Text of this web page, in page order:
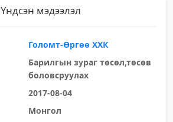
Үндсэн мэдээлэл
Голомт-Өргөө ХХК
Барилгын зураг төсөл,төсөв
боловсруулах
2017-08-04
Монгол